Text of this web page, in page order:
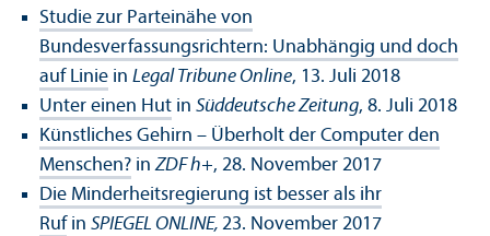
Studie zur Parteinähe von
Bundesverfassungsrichtern: Unabhängig und doch
auf Linie in Legal Tribune Online, 13. Juli 2018
Unter einen Hut in Süddeutsche Zeitung, 8. Juli 2018
Künstliches Gehirn – Überholt der Computer den
Menschen? inZDF h+, 28. November 2017
Die Minderheitsregierung ist besser als ihr
Rufin SPIEGEL ONLINE, 23. November 2017